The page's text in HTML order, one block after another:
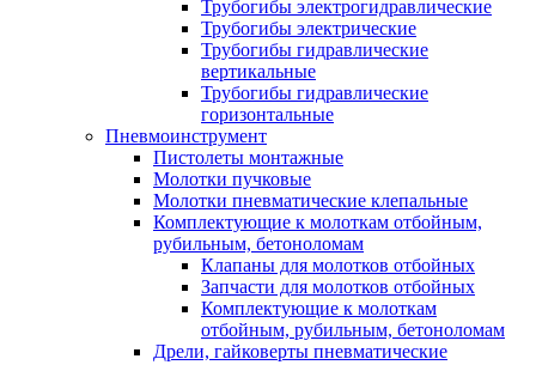
Трубогибы электрогидравлические
Трубогибы электрические
Трубогибы гидравлические
вертикальные
Трубогибы гидравлические
горизонтальные
Пневмоинструмент
Пистолеты монтажные
Молотки пучковые
Молотки пневматические клепальные
Комплектующие к молоткам отбойным,
рубильным, бетоноломам
Клапаны для молотков отбойных
Запчасти для молотков отбойных
Комплектующие к молоткам
отбойным, рубильным, бетоноломам
Дрели, гайковерты пневматические